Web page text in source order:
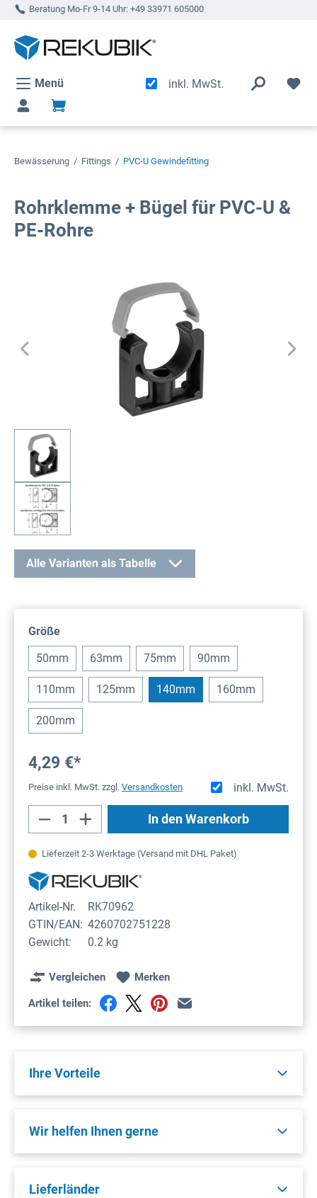
springen
Beratung Mo-Fr 9-14 Uhr: +49 33971 605000
Menü inkl. MwSt.
Bewässerung / Fittings / PVC-U Gewindefitting
Rohrklemme + Bügel für PVC-U &
PE-Rohre
Alle Varianten als Tabelle
Größeauswählen
50mm 63mm 75mm 90mm
110mm 125mm 140mm 160mm
200mm
4,29 €*
inkl. MwSt.
Preise inkl. MwSt. zzgl. Versandkosten
Produkt Anzahl: Gib den gewünschten
In den Warenkorb
Lieferzeit 2-3 Werktage (Versand mit DHL Paket)
Artikel-Nr.
RK70962
GTIN/EAN: 4260702751228
Gewicht:
0.2 kg
Vergleichen Merken
Artikel teilen:
Ihre Vorteile
Wir helfen Ihnen gerne
Lieferländer